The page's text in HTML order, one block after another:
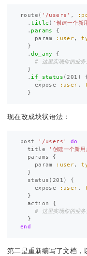
route ( '/users' ,
.title ( '创建一个新
. params
{
param
:user,
}
.do_any
{
# 这里实现你的业
}
. if_status (201 )
expose
:user ,
}
现在改成块状语法：
post '/users'
do
title
'创建一个新
params
{
param
:user,
}
status ( 201 )
{
expose
:user ,
}
action
{
# 这里实现你的业
}
end
第二是重新编写了文档